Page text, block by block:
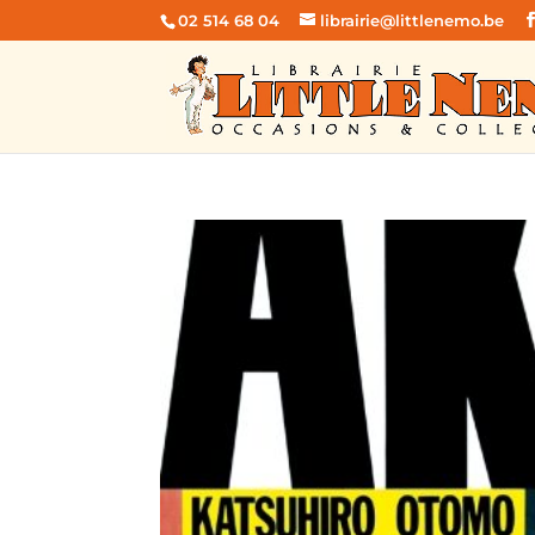
02 514 68 04 librairie@littlenemo.be